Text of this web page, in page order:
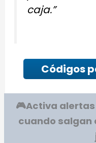
caja.”
Códigos
🎮Activa
cuando salgan